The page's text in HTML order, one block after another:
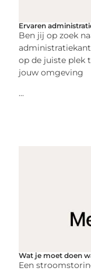
Ervaren
Ben jij op zoek
op de juiste plek
jouw omgeving
...
Wat je moet doen
Een